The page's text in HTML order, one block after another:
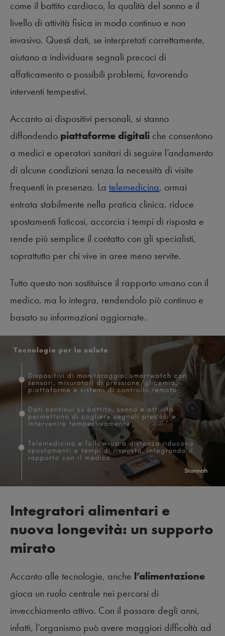
come il battito cardiaco, la qualità del sonno e il
livello di attività fisica in modo continuo e non
invasivo. Questi dati, se interpretati correttamente,
aiutano a individuare segnali precoci di
affaticamento o possibili problemi, favorendo
interventi tempestivi.
Accanto ai dispositivi personali, si stanno
diffondendo piattaforme digitali che consentono
a medici e operatori sanitari di seguire l’andamento
di alcune condizioni senza la necessità di visite
frequenti in presenza. La telemedicina, ormai
entrata stabilmente nella pratica clinica, riduce
spostamenti faticosi, accorcia i tempi di risposta e
rende più semplice il contatto con gli specialisti,
soprattutto per chi vive in aree meno servite.
Tutto questo non sostituisce il rapporto umano con il
medico, ma lo integra, rendendolo più continuo e
basato su informazioni aggiornate.
Integratori alimentari e
nuova longevità: un supporto
mirato
Accanto alle tecnologie, anche l’alimentazione
gioca un ruolo centrale nei percorsi di
invecchiamento attivo. Con il passare degli anni,
infatti, l’organismo può avere maggiori difficoltà ad